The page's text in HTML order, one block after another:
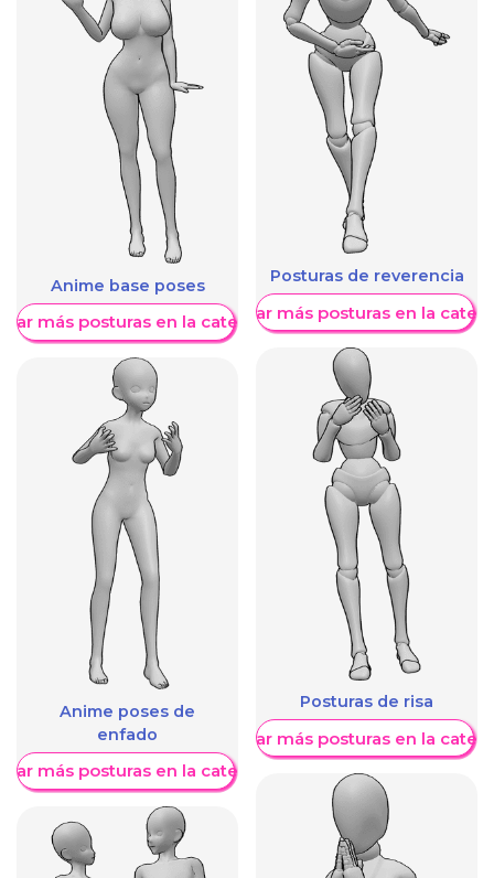
Anime base poses
más posturas en la categoría
Anime poses de
enfado
más posturas en la categoría
Posturas de reverencia
Mostrar más posturas en la
Posturas de risa
Mostrar más posturas en la